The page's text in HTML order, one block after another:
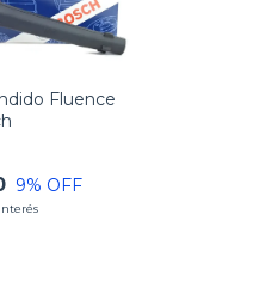
Fluence
9% OFF